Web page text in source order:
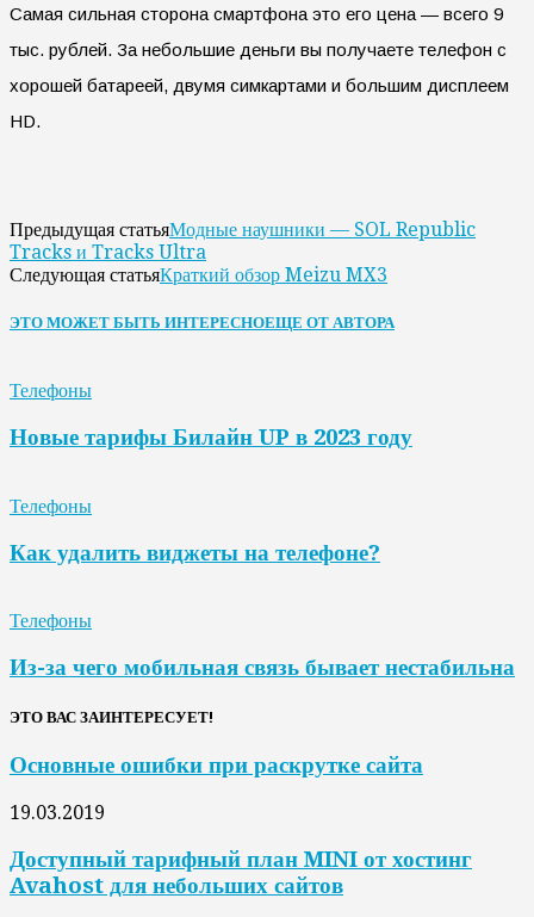
Самая сильная сторона смартфона это его цена — всего 9
тыс. рублей. За небольшие деньги вы получаете телефон с
хорошей батареей, двумя симкартами и большим дисплеем
HD.
Предыдущая статьяМодные наушники — SOL Republic
Tracks и Tracks Ultra
Следующая статьяКраткий обзор Meizu MX3
ЭТО МОЖЕТ БЫТЬ ИНТЕРЕСНОЕЩЕ ОТ АВТОРА
Телефоны
Новые тарифы Билайн UP в 2023 году
Телефоны
Как удалить виджеты на телефоне?
Телефоны
Из-за чего мобильная связь бывает нестабильна
ЭТО ВАС ЗАИНТЕРЕСУЕТ!
Основные ошибки при раскрутке сайта
19.03.2019
Доступный тарифный план MINI от хостинг
Avahost для небольших сайтов